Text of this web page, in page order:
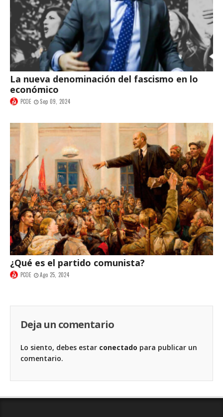
La nueva denominación del fascismo en lo
económico
PCOE Sep 09, 2024
¿Qué es el partido comunista?
PCOE Ago 25, 2024
Deja un comentario
Lo siento, debes estar conectado para publicar un
comentario.